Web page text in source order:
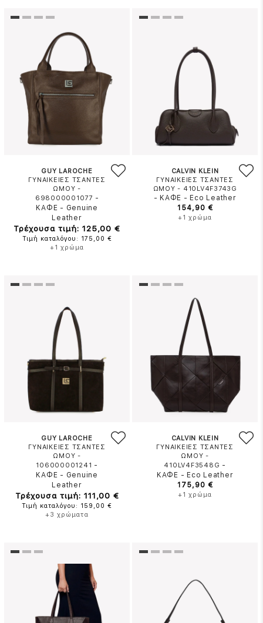
GUY LAROCHE
ΓΥΝΑΙΚΕΙΕΣ ΤΣΑΝΤΕΣ
ΩΜΟΥ -
698000001077 -
ΚΑΦΕ - Genuine
Leather
Τρέχουσα τιμή: 125,00 €
Τιμή καταλόγου: 175,00 €
+1 χρώμα
CALVIN KLEIN
ΓΥΝΑΙΚΕΙΕΣ ΤΣΑΝΤΕΣ
ΩΜΟΥ - 410LV4F3743G
- ΚΑΦΕ - Eco Leather
154,90 €
+1 χρώμα
GUY LAROCHE
ΓΥΝΑΙΚΕΙΕΣ ΤΣΑΝΤΕΣ
ΩΜΟΥ -
106000001241 -
ΚΑΦΕ - Genuine
Leather
Τρέχουσα τιμή: 111,00 €
Τιμή καταλόγου: 159,00 €
+3 χρώματα
CALVIN KLEIN
ΓΥΝΑΙΚΕΙΕΣ ΤΣΑΝΤΕΣ
ΩΜΟΥ -
410LV4F3548G -
ΚΑΦΕ - Eco Leather
175,90 €
+1 χρώμα